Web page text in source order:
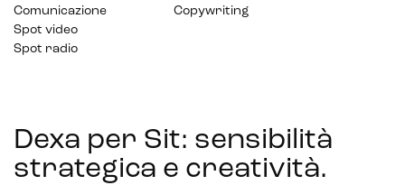
IoT (Internet of Things)
Analisi predittiva
Comunicazione
Spot video
Spot radio
Copywriting
Dexa per Sit: sensibilità
strategica e creatività.